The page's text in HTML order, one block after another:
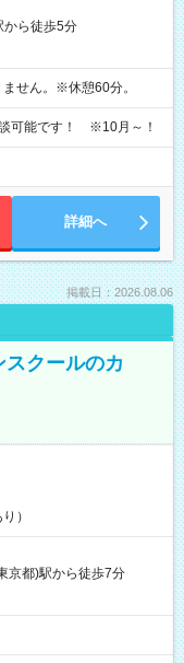
から徒歩5分
せん。※休憩60分。
可能です！ ※10月～！
詳細へ
掲載日：2026.08.06
スクールのカ
）
京都)駅から徒歩7分